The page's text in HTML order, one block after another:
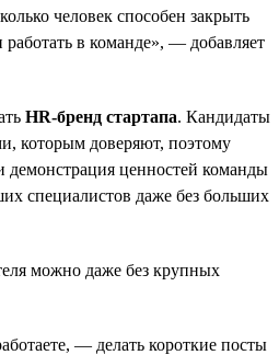
человек способен закрыть
работать в команде», — добавляет
HR-бренд стартапа. Кандидаты
которым доверяют, поэтому
демонстрация ценностей команды
специалистов даже без больших
можно даже без крупных
— делать короткие посты